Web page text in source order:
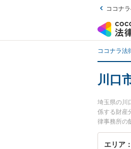
ココナ
ココナラ法
川口
埼玉県の川
係する財産
律事務所の
たい』『離
りの相談者
エリア